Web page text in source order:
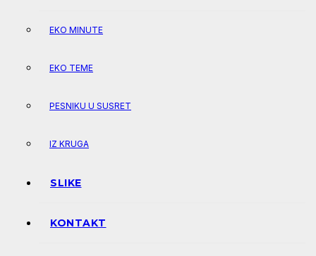
EKO MINUTE
EKO TEME
PESNIKU U SUSRET
IZ KRUGA
SLIKE
KONTAKT